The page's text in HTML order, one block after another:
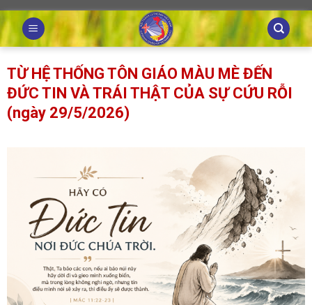
Skip
to
content
TỪ HỆ THỐNG TÔN GIÁO MÀU MÈ ĐẾN
ĐỨC TIN VÀ TRÁI THẬT CỦA SỰ CỨU RỖI
(ngày 29/5/2026)